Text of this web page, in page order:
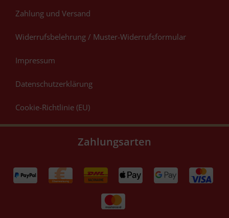
Zahlung und Versand
Widerrufsbelehrung / Muster-Widerrufsformular
Impressum
Datenschutzerklärung
Cookie-Richtlinie (EU)
Zahlungsarten